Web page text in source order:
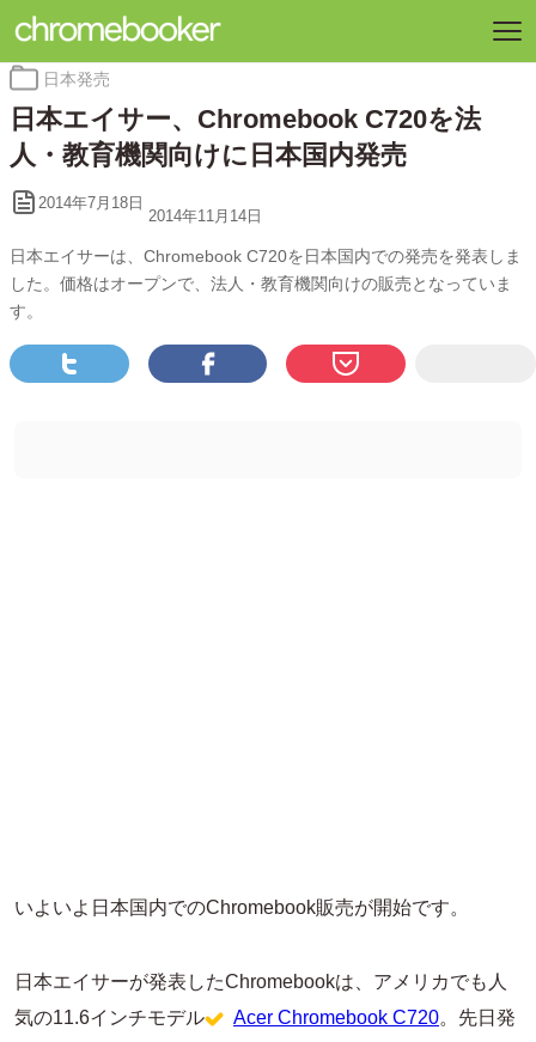
カ
ゴ
リ
ー:
日本発売
日本エイサー、Chromebook C720を法
人・教育機関向けに日本国内発売
2014年7月18日
2014年11月14日
日本エイサーは、Chromebook C720を日本国内での発売を発表しま
した。価格はオープンで、法人・教育機関向けの販売となっていま
す。
いよいよ日本国内でのChromebook販売が開始です。
日本エイサーが発表したChromebookは、アメリカでも人
気の11.6インチモデル
Acer Chromebook C720。先日発